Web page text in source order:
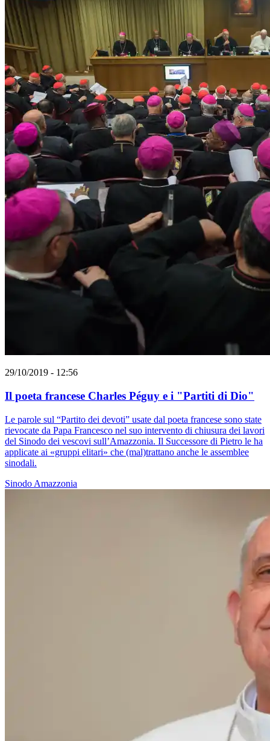
29/10/2019 - 12:56
Il poeta francese Charles Péguy e i "Partiti di Dio"
Le parole sul “Partito dei devoti” usate dal poeta francese sono state
rievocate da Papa Francesco nel suo intervento di chiusura dei lavori
del Sinodo dei vescovi sull’Amazzonia. Il Successore di Pietro le ha
applicate ai «gruppi elitari» che (mal)trattano anche le assemblee
sinodali.
Sinodo Amazzonia